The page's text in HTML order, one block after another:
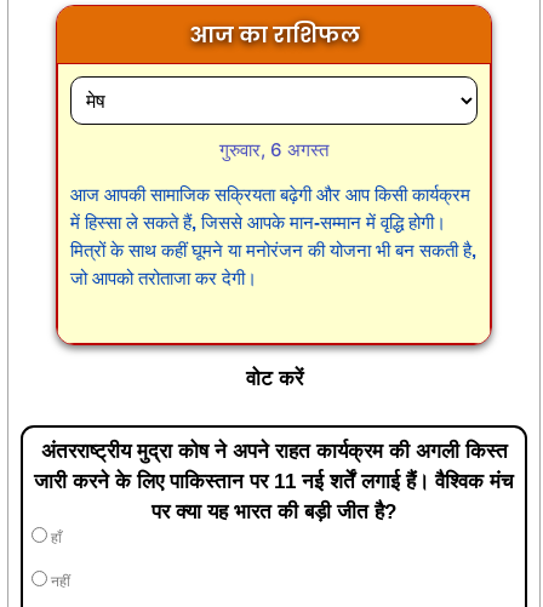
आज का राशिफल
गुरुवार, 6 अगस्त
आज आपकी सामाजिक सक्रियता बढ़ेगी और आप किसी कार्यक्रम
में हिस्सा ले सकते हैं, जिससे आपके मान-सम्मान में वृद्धि होगी।
मित्रों के साथ कहीं घूमने या मनोरंजन की योजना भी बन सकती है,
जो आपको तरोताजा कर देगी।
वोट करें
अंतरराष्ट्रीय मुद्रा कोष ने अपने राहत कार्यक्रम की अगली किस्त
जारी करने के लिए पाकिस्तान पर 11 नई शर्तें लगाई हैं। वैश्विक मंच
पर क्या यह भारत की बड़ी जीत है?
हाँ
नहीं